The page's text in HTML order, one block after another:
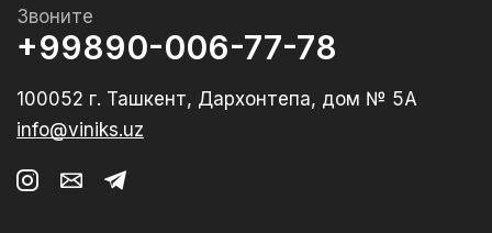
Звоните
+99890-006-77-78
100052 г. Ташкент, Дархонтепа, дом № 5А
info@viniks.uz